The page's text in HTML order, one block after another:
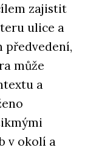
zajistit
ulice a
předvedení,
může
a
v okolí a